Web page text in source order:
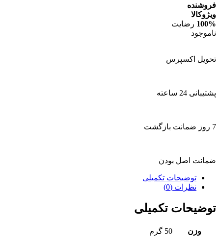
فروشنده
ویژوکالا
100% رضایت
ناموجود
تحویل اکسپرس
پشتیبانی 24 ساعته
7 روز ضمانت بازگشت
ضمانت اصل بودن
توضیحات تکمیلی
نظرات (0)
توضیحات تکمیلی
وزن 50 گرم